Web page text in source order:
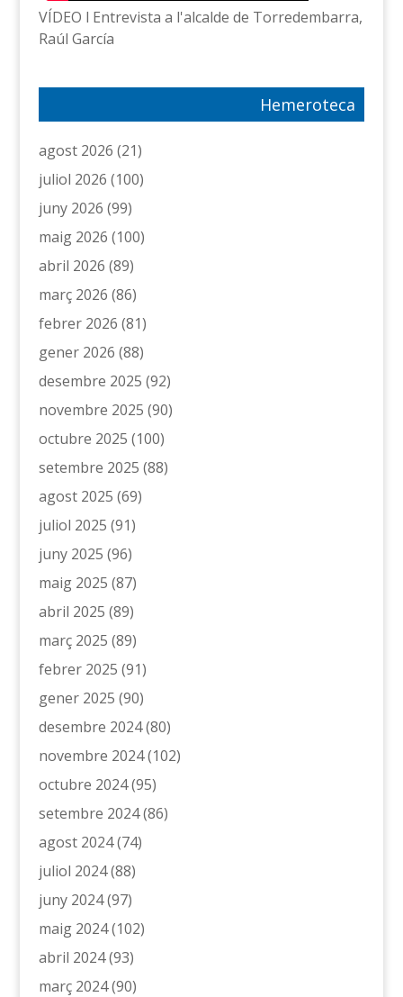
VÍDEO l Entrevista a l'alcalde de Torredembarra,
Raúl García
Hemeroteca
agost 2026 (21)
juliol 2026 (100)
juny 2026 (99)
maig 2026 (100)
abril 2026 (89)
març 2026 (86)
febrer 2026 (81)
gener 2026 (88)
desembre 2025 (92)
novembre 2025 (90)
octubre 2025 (100)
setembre 2025 (88)
agost 2025 (69)
juliol 2025 (91)
juny 2025 (96)
maig 2025 (87)
abril 2025 (89)
març 2025 (89)
febrer 2025 (91)
gener 2025 (90)
desembre 2024(80)
novembre 2024(102)
octubre 2024(95)
setembre 2024(86)
agost 2024(74)
juliol 2024(88)
juny 2024(97)
maig 2024(102)
abril 2024(93)
març 2024(90)